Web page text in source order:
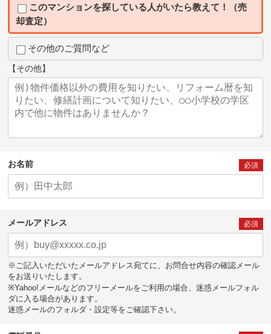
このマンションを探している人がいたら教えて！（売
却査定）
その他のご質問など
【その他】
お名前 必須
メールアドレス 必須
※ご記入いただいたメールアドレス宛てに、お問合せ内容の確認メール
をお送りいたします。
※Yahoo!メールなどのフリーメールをご利用の場合、迷惑メールフォル
ダに入る場合があります。
迷惑メールのフォルダ・設定等をご確認下さい。